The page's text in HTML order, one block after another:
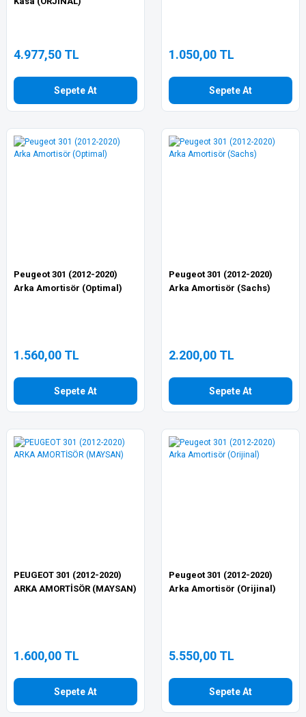
4.977,50 TL
Sepete At
1.050,00 TL
Sepete At
Peugeot 301 (2012-2020)
Arka Amortisör (Optimal)
1.560,00 TL
Sepete At
Peugeot 301 (2012-2020)
Arka Amortisör (Sachs)
2.200,00 TL
Sepete At
PEUGEOT 301 (2012-2020)
ARKA AMORTİSÖR (MAYSAN)
1.600,00 TL
Sepete At
Peugeot 301 (2012-2020)
Arka Amortisör (Orijinal)
5.550,00 TL
Sepete At